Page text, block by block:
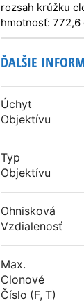
rozsah krúžku
hmotnosť: 772,6
ĎALŠIE
Úchyt
Objektívu
Typ
Objektívu
Ohnisková
Vzdialenosť
Max.
Clonové
Číslo (f, T)